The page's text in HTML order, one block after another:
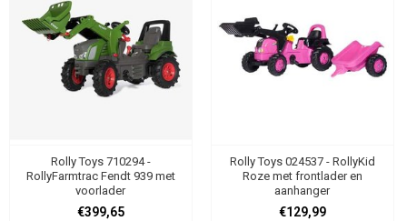
Rolly Toys 710294 -
RollyFarmtrac Fendt 939 met
voorlader
€399,65
Rolly Toys 024537 - RollyKid
Roze met frontlader en
aanhanger
€129,99